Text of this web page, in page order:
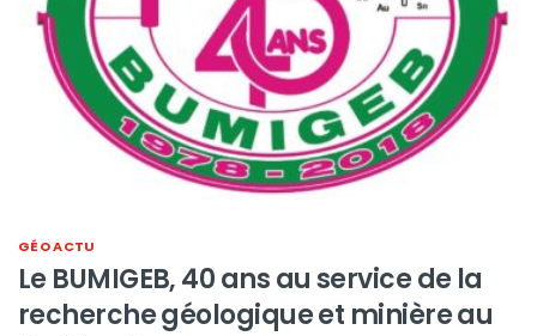
GÉO ACTU
Le BUMIGEB, 40 ans au service de la
recherche géologique et minière au